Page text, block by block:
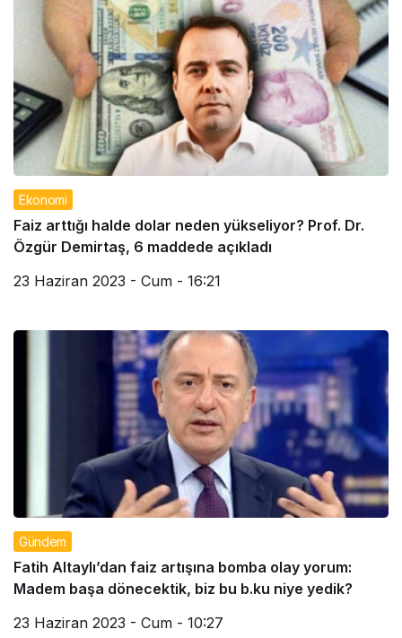
Ekonomi
Faiz arttığı halde dolar neden yükseliyor? Prof. Dr.
Özgür Demirtaş, 6 maddede açıkladı
23 Haziran 2023 - Cum - 16:21
Gündem
Fatih Altaylı’dan faiz artışına bomba olay yorum:
Madem başa dönecektik, biz bu b.ku niye yedik?
23 Haziran 2023 - Cum - 10:27